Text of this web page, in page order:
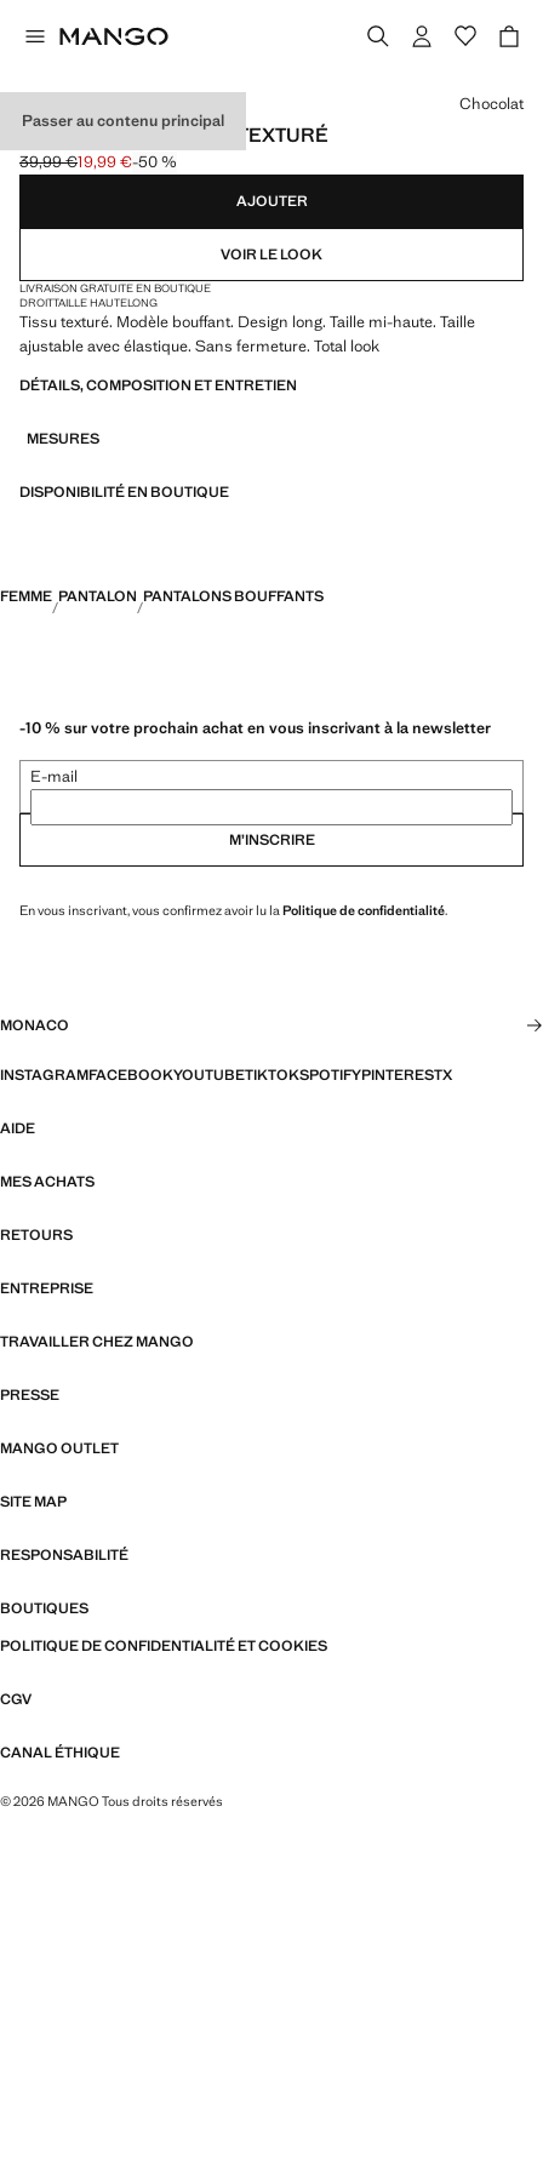
Passer au contenu principal
PANTALON BOUFFANT TEXTURÉ
Prix initial barré [39,99 € ]
39,99 €
Prix actuel [19,99 € ]
19,99 €-50 %
Choisissez une couleur
Chocolat
AJOUTER
VOIR LE LOOK
LIVRAISON GRATUITE EN BOUTIQUE
DROITTAILLE HAUTELONG
Tissu texturé. Modèle bouffant. Design long. Taille mi-haute. Taille
ajustable avec élastique. Sans fermeture. Total look
DÉTAILS, COMPOSITION ET ENTRETIEN
MESURES
DISPONIBILITÉ EN BOUTIQUE
FEMME PANTALON PANTALONS BOUFFANTS
-10 % sur votre prochain achat en vous inscrivant à la newsletter
E-mail
M’INSCRIRE
En vous inscrivant, vous confirmez avoir lu la Politique de confidentialité.
MONACO
INSTAGRAMFACEBOOKYOUTUBETIKTOKSPOTIFYPINTERESTX
AIDE
MES ACHATS
RETOURS
ENTREPRISE
TRAVAILLER CHEZ MANGO
PRESSE
MANGO OUTLET
SITE MAP
RESPONSABILITÉ
BOUTIQUES
POLITIQUE DE CONFIDENTIALITÉ ET COOKIES
CGV
CANAL ÉTHIQUE
© 2026 MANGO Tous droits réservés